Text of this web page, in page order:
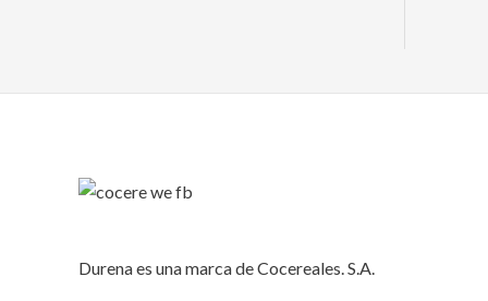
Durena es una marca de Cocereales. S.A.